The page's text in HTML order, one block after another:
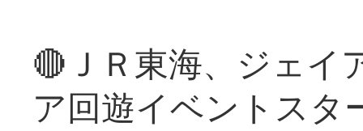
🔴ＪＲ東海、ジェイ
ア回遊イベントスタ